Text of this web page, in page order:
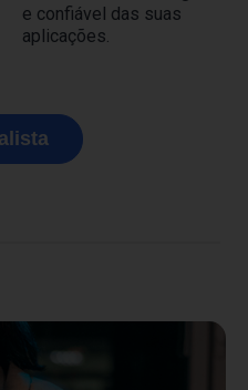
e confiável das suas
aplicações.